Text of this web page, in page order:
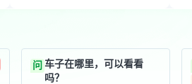
问 车子在哪里，可以看看
吗？